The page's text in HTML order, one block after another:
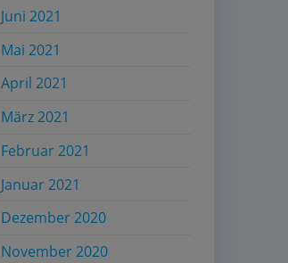
Juni 2021
Mai 2021
April 2021
März 2021
Februar 2021
Januar 2021
Dezember 2020
November 2020